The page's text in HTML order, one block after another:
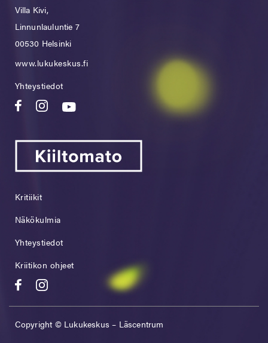
Villa Kivi,
Linnunlauluntie 7
00530 Helsinki
www.lukukeskus.fi
Yhteystiedot
Kritiikit
Näkökulmia
Yhteystiedot
Kriitikon ohjeet
Copyright © Lukukeskus – Läscentrum